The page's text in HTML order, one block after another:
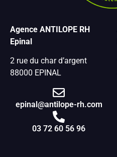
Agence ANTILOPE RH
Epinal
2 rue du char d’argent
88000 EPINAL
epinal@antilope-rh.com
03 72 60 56 96